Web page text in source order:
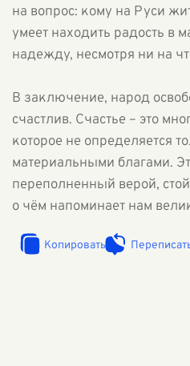
на вопрос: кому на Руси
умеет находить радость в
надежду, несмотря ни на
В заключение, народ
счастлив. Счастье – это
которое не определяется
материальными благами.
переполненный верой,
о чём напоминает нам
Копировать